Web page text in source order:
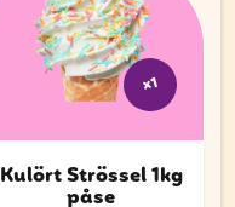
x1
Kulört Strössel 1kg
påse